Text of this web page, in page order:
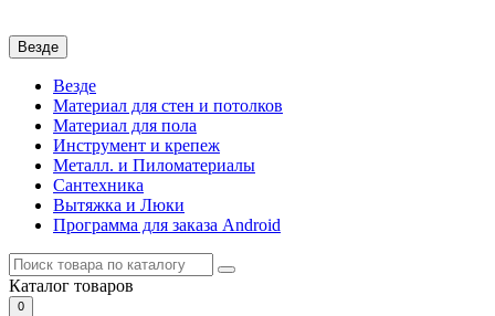
Везде
Везде
Материал для стен и потолков
Материал для пола
Инструмент и крепеж
Металл. и Пиломатериалы
Сантехника
Вытяжка и Люки
Программа для заказа Android
Каталог товаров
0